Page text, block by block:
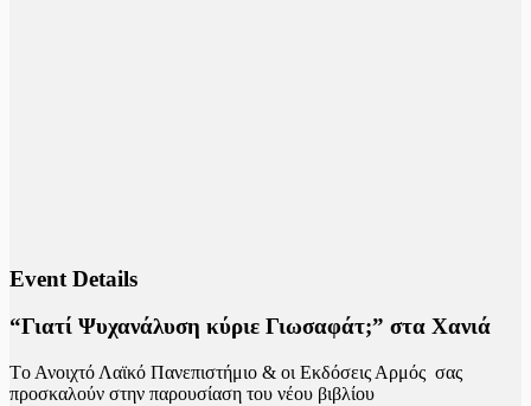
Event Details
“Γιατί Ψυχανάλυση κύριε Γιωσαφάτ;” στα Χανιά
Tο Ανοιχτό Λαϊκό Πανεπιστήμιο & οι Εκδόσεις Αρμός σας
προσκαλούν στην παρουσίαση του νέου βιβλίου